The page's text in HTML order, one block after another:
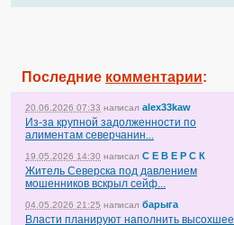
Последние комментарии:
20.06.2026 07:33 написал alex33kaw
Из-за крупной задолженности по
алиментам северчанин...
19.05.2026 14:30 написал С Е В Е Р С К
Житель Северска под давлением
мошенников вскрыл сейф...
04.05.2026 21:25 написал барыга
Власти планируют наполнить высохшее